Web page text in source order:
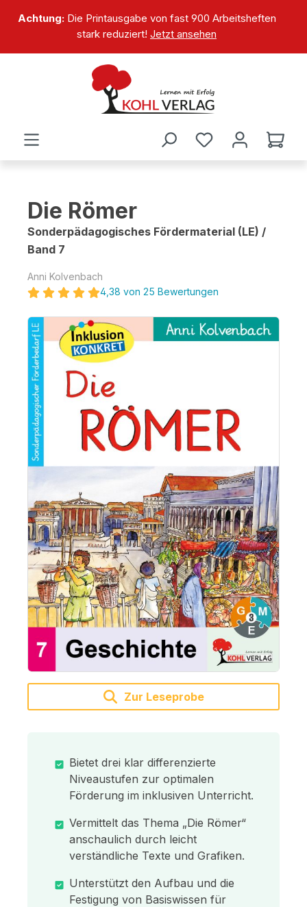
springen
Achtung:Die Printausgabe von fast 900 Arbeitsheften
stark reduziert! Jetzt ansehen
Die Römer
Sonderpädagogisches Fördermaterial (LE) /
Band 7
Anni Kolvenbach
4,38 von 25 Bewertungen
Bildergalerie überspringen
Zur Leseprobe
Bietet drei klar differenzierte
Niveaustufen zur optimalen
Förderung im inklusiven Unterricht.
Vermittelt das Thema „Die Römer“
anschaulich durch leicht
verständliche Texte und Grafiken.
Unterstützt den Aufbau und die
Festigung von Basiswissen für